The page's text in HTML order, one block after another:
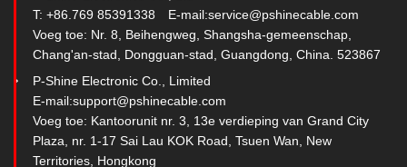
T: +86.769 85391338
E-mail:service@pshinecable.com
Voeg toe: Nr. 8, Beihengweg, Shangsha-gemeenschap,
Chang'an-stad, Dongguan-stad, Guangdong, China. 523867
P-Shine Electronic Co., Limited
E-mail:support@pshinecable.com
Voeg toe: Kantoorunit nr. 3, 13e verdieping van Grand City
Plaza, nr. 1-17 Sai Lau KOK Road, Tsuen Wan, New
Territories, Hongkong